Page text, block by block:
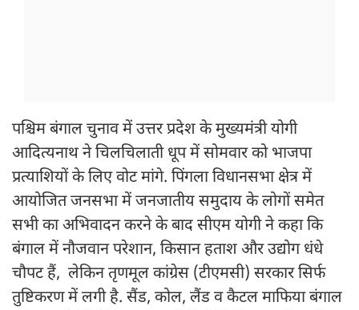
पश्चिम बंगाल चुनाव में उत्तर प्रदेश के मुख्यमंत्री योगी
आदित्यनाथ ने चिलचिलाती धूप में सोमवार को भाजपा
प्रत्याशियों के लिए वोट मांगे. पिंगला विधानसभा क्षेत्र में
आयोजित जनसभा में जनजातीय समुदाय के लोगों समेत
सभी का अभिवादन करने के बाद सीएम योगी ने कहा कि
बंगाल में नौजवान परेशान, किसान हताश और उद्योग धंधे
चौपट हैं, लेकिन तृणमूल कांग्रेस (टीएमसी) सरकार सिर्फ
तुष्टिकरण में लगी है. सैंड, कोल, लैंड व कैटल माफिया बंगाल